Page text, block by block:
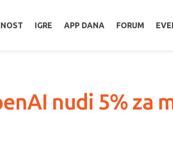
IGRE APP DANA FORUM
nudi 5% za